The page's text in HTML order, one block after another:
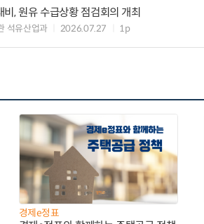
, 원유 수급상황 점검회의 개최
석유산업과 2026.07.27 1p
경제e정표